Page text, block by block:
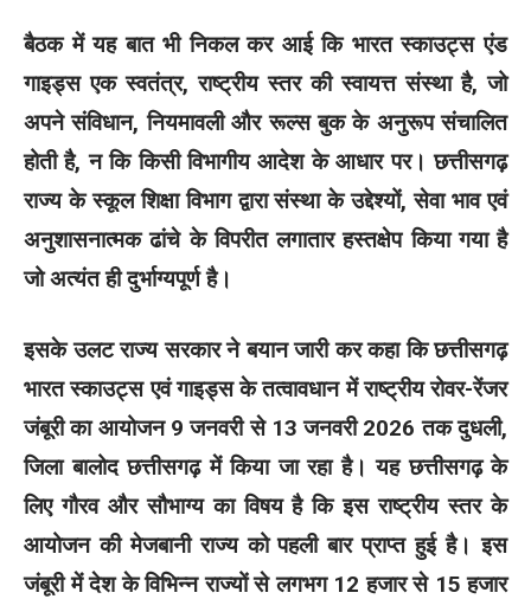
बैठक में यह बात भी निकल कर आई कि भारत स्काउट्स एंड
गाइड्स एक स्वतंत्र, राष्ट्रीय स्तर की स्वायत्त संस्था है, जो
अपने संविधान, नियमावली और रूल्स बुक के अनुरूप संचालित
होती है, न कि किसी विभागीय आदेश के आधार पर। छत्तीसगढ़
राज्य के स्कूल शिक्षा विभाग द्वारा संस्था के उद्देश्यों, सेवा भाव एवं
अनुशासनात्मक ढांचे के विपरीत लगातार हस्तक्षेप किया गया है
जो अत्यंत ही दुर्भाग्यपूर्ण है।
इसके उलट राज्य सरकार ने बयान जारी कर कहा कि छत्तीसगढ़
भारत स्काउट्स एवं गाइड्स के तत्वावधान में राष्ट्रीय रोवर-रेंजर
जंबूरी का आयोजन 9 जनवरी से 13 जनवरी 2026 तक दुधली,
जिला बालोद छत्तीसगढ़ में किया जा रहा है। यह छत्तीसगढ़ के
लिए गौरव और सौभाग्य का विषय है कि इस राष्ट्रीय स्तर के
आयोजन की मेजबानी राज्य को पहली बार प्राप्त हुई है। इस
जंबूरी में देश के विभिन्न राज्यों से लगभग 12 हजार से 15 हजार